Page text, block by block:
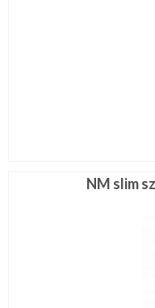
NM slim